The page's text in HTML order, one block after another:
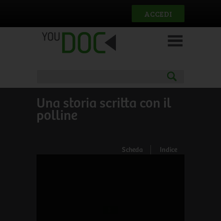
ACCEDI
Una storia scritta con il
polline
Scheda Indice